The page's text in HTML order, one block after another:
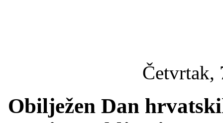
Četvrtak,
Obilježen Dan